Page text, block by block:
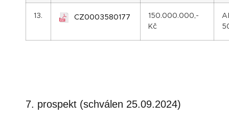
13. CZ0003580177
150.000.000,-
Kč
7. prospekt (schválen 25.09.2024)